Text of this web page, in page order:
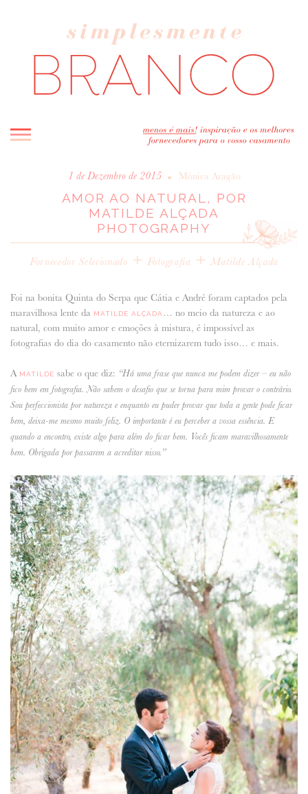
INICIO
BLOG
MELHOR INSPIRAÇÃO
REAL WEDDINGS & EDITORIAIS
FORNECEDORES RECOMENDADOS
ANUNCIE CONNOSCO
1 de Dezembro de 2015 • Mónica Aragão
AMOR AO NATURAL, POR
MATILDE ALÇADA
PHOTOGRAPHY
Fornecedor Selecionado + Fotografia + Matilde Alçada
Foi na bonita Quinta do Serpa que Cátia e André foram captados pela
maravilhosa lente da
MATILDE ALÇADA … no meio da natureza e ao
natural, com muito amor e emoções à mistura, é impossível as
fotografias do dia do casamento não eternizarem tudo isso… e mais.
A MATILDE sabe o que diz: “Há uma frase que nunca me podem dizer – eu não
fico bem em fotografia. Não sabem o desafio que se torna para mim provar o contrário.
Sou perfeccionista por natureza e enquanto eu puder provar que toda a gente pode ficar
bem, deixa-me mesmo muito feliz. O importante é eu perceber a vossa essência. E
quando a encontro, existe algo para além do ficar bem. Vocês ficam maravilhosamente
bem. Obrigada por passarem a acreditar nisso.”